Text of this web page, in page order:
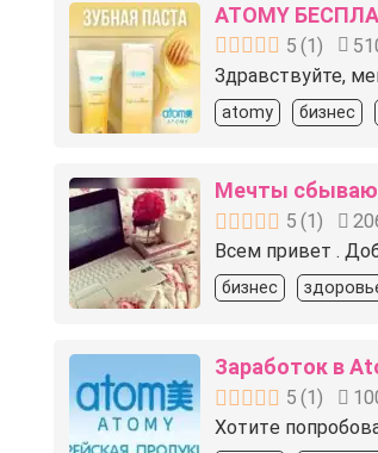
ATOMY
5 (1)
Здравствуйте,
atomy бизнес
Мечты
5 (1 )
Всем привет .
бизнес
Заработок в
5 (1 )
Хотитe